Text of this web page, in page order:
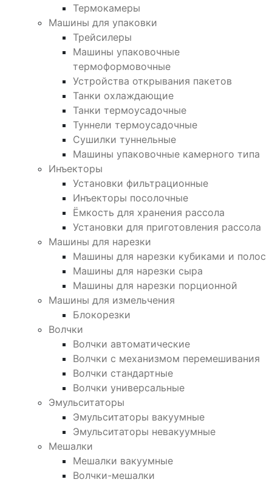
Термокамеры
Машины для упаковки
Трейсилеры
Машины упаковочные
термоформовочные
Устройства открывания пакетов
Танки охлаждающие
Танки термоусадочные
Туннели термоусадочные
Сушилки туннельные
Машины упаковочные камерного типа
Инъекторы
Установки фильтрационные
Инъекторы посолочные
Ёмкость для хранения рассола
Установки для приготовления рассола
Машины для нарезки
Машины для нарезки кубиками и полос
Машины для нарезки сыра
Машины для нарезки порционной
Машины для измельчения
Блокорезки
Волчки
Волчки автоматические
Волчки с механизмом перемешивания
Волчки стандартные
Волчки универсальные
Эмульситаторы
Эмульситаторы вакуумные
Эмульситаторы невакуумные
Мешалки
Мешалки вакуумные
Волчки-мешалки